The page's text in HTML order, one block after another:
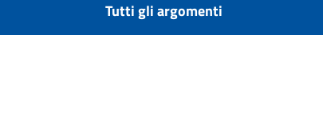
Tutti gli argomenti